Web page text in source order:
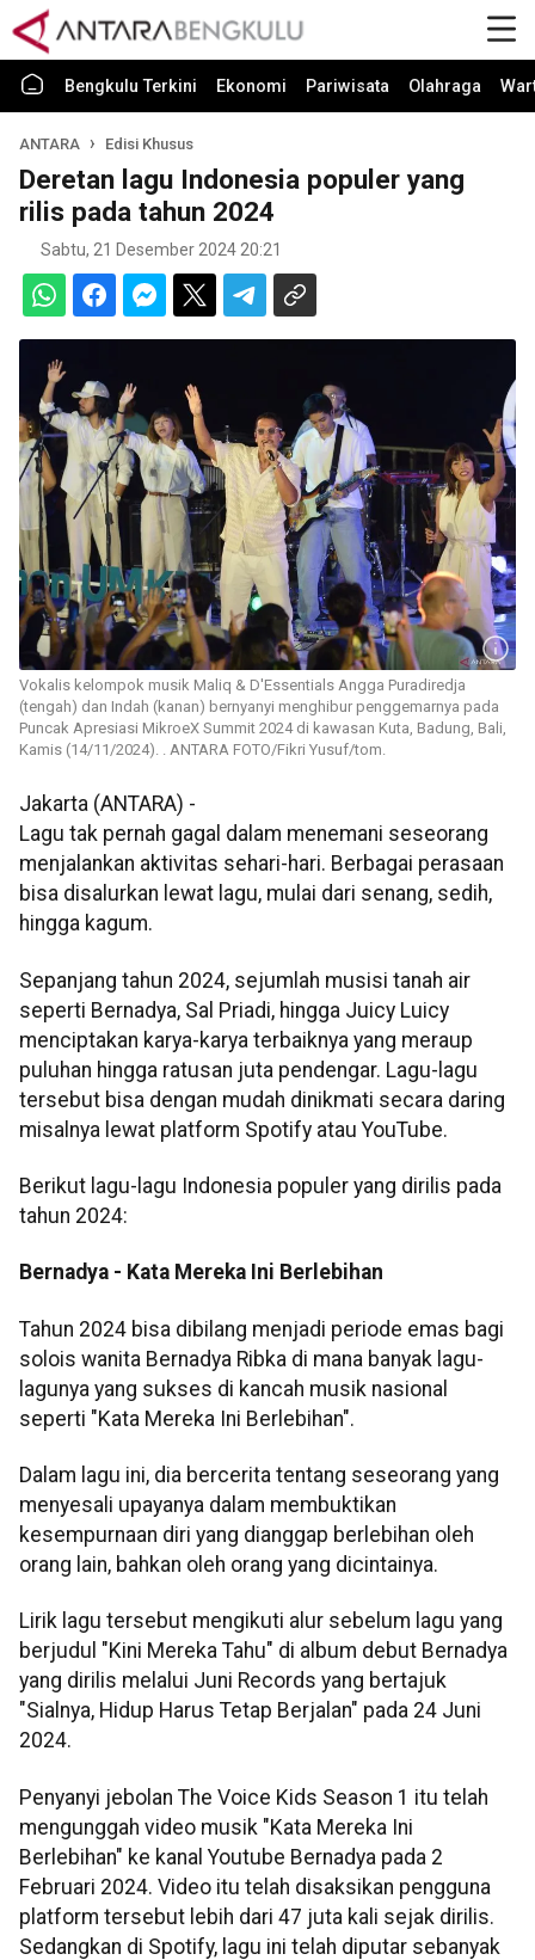
Bengkulu Terkini Ekonomi Pariwisata Olahraga
ANTARA Edisi Khusus
Deretan lagu Indonesia populer yang
rilis pada tahun 2024
Sabtu, 21 Desember 2024 20:21
Vokalis kelompok musik Maliq & D'Essentials Angga Puradiredja
(tengah) dan Indah (kanan) bernyanyi menghibur penggemarnya pada
Puncak Apresiasi MikroeX Summit 2024 di kawasan Kuta, Badung, Bali,
Kamis (14/11/2024). . ANTARA FOTO/Fikri Yusuf/tom.
Jakarta (ANTARA) -
Lagu tak pernah gagal dalam menemani seseorang
menjalankan aktivitas sehari-hari. Berbagai perasaan
bisa disalurkan lewat lagu, mulai dari senang, sedih,
hingga kagum.
Sepanjang tahun 2024, sejumlah musisi tanah air
seperti Bernadya, Sal Priadi, hingga Juicy Luicy
menciptakan karya-karya terbaiknya yang meraup
puluhan hingga ratusan juta pendengar. Lagu-lagu
tersebut bisa dengan mudah dinikmati secara daring
misalnya lewat platform Spotify atau YouTube.
Berikut lagu-lagu Indonesia populer yang dirilis pada
tahun 2024:
Bernadya - Kata Mereka Ini Berlebihan
Tahun 2024 bisa dibilang menjadi periode emas bagi
solois wanita Bernadya Ribka di mana banyak lagu-
lagunya yang sukses di kancah musik nasional
seperti "Kata Mereka Ini Berlebihan".
Dalam lagu ini, dia bercerita tentang seseorang yang
menyesali upayanya dalam membuktikan
kesempurnaan diri yang dianggap berlebihan oleh
orang lain, bahkan oleh orang yang dicintainya.
Lirik lagu tersebut mengikuti alur sebelum lagu yang
berjudul "Kini Mereka Tahu" di album debut Bernadya
yang dirilis melalui Juni Records yang bertajuk
"Sialnya, Hidup Harus Tetap Berjalan" pada 24 Juni
2024.
Penyanyi jebolan The Voice Kids Season 1 itu telah
mengunggah video musik "Kata Mereka Ini
Berlebihan" ke kanal Youtube Bernadya pada 2
Februari 2024. Video itu telah disaksikan pengguna
platform tersebut lebih dari 47 juta kali sejak dirilis.
Sedangkan di Spotify, lagu ini telah diputar sebanyak